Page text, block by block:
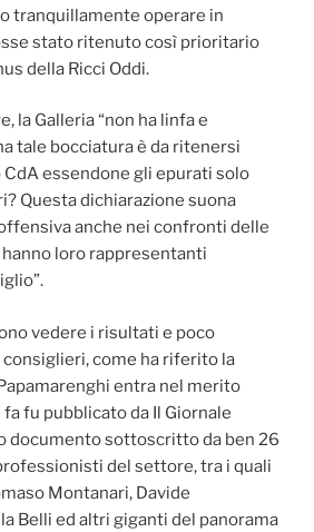
tranquillamente operare in
stato ritenuto così prioritario
della Ricci Oddi.
la Galleria “non ha linfa e
tale bocciatura è da ritenersi
CdA essendone gli epurati solo
Questa dichiarazione suona
anche nei confronti delle
loro rappresentanti
vedere i risultati e poco
come ha riferito la
entra nel merito
fa fu pubblicato da Il Giornale
documento sottoscritto da ben 26
del settore, tra i quali
Montanari, Davide
Belli ed altri giganti del panorama